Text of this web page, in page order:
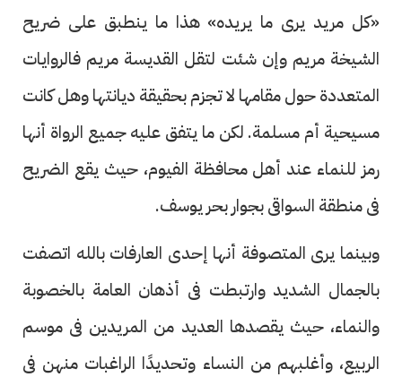
«كل مريد يرى ما يريده» هذا ما ينطبق على ضريح
الشيخة مريم وإن شئت لتقل القديسة مريم فالروايات
المتعددة حول مقامها لا تجزم بحقيقة ديانتها وهل كانت
مسيحية أم مسلمة. لكن ما يتفق عليه جميع الرواة أنها
رمز للنماء عند أهل محافظة الفيوم، حيث يقع الضريح
فى منطقة السواقى بجوار بحر يوسف.
وبينما يرى المتصوفة أنها إحدى العارفات بالله اتصفت
بالجمال الشديد وارتبطت فى أذهان العامة بالخصوبة
والنماء، حيث يقصدها العديد من المريدين فى موسم
الربيع، وأغلبهم من النساء وتحديدًا الراغبات منهن فى